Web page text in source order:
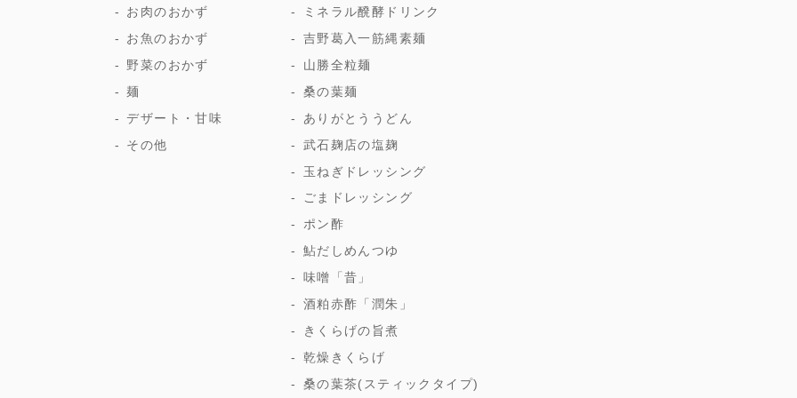
お肉のおかず
お魚のおかず
野菜のおかず
麺
デザート・甘味
その他
ミネラル醗酵ドリンク
吉野葛入一筋縄素麺
山勝全粒麺
桑の葉麺
ありがとううどん
武石麹店の塩麹
玉ねぎドレッシング
ごまドレッシング
ポン酢
鮎だしめんつゆ
味噌「昔」
酒粕赤酢「潤朱」
きくらげの旨煮
乾燥きくらげ
桑の葉茶(スティックタイプ)